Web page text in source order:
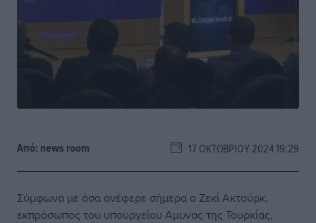
Από: news room 17 ΟΚΤΩΒΡΊΟΥ 2024 19:29
Σύμφωνα με όσα ανέφερε σήμερα ο Ζεκί Ακτούρκ,
εκπρόσωπος του υπουργείου Αμυνας της Τουρκίας,